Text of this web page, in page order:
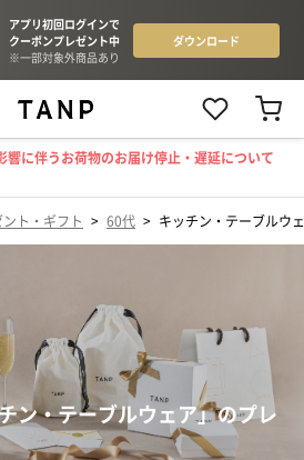
響に伴うお荷物のお届け停止・遅延について
ト・ギフト > 60代 > キッチン・テーブルウ
ン・テーブルウェア」のプレ